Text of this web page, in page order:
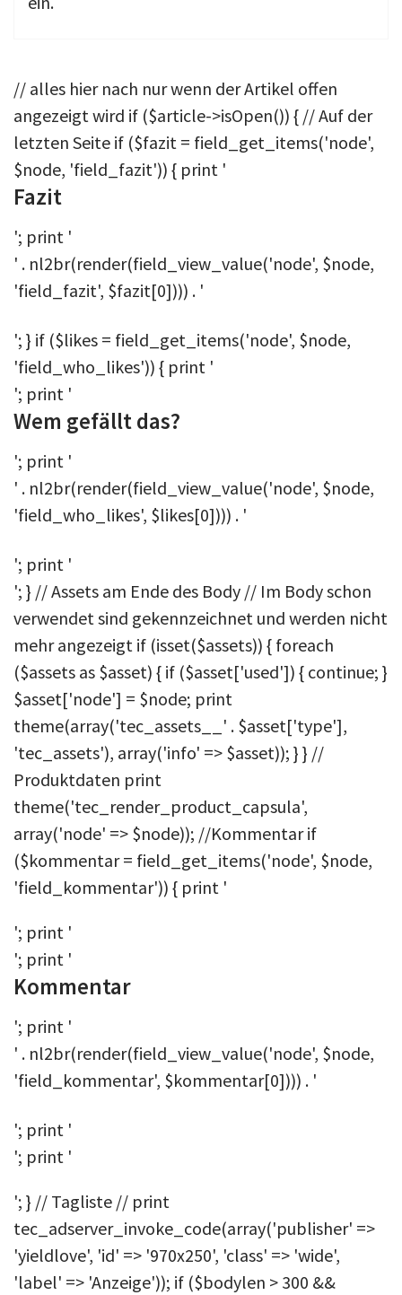
// alles hier nach nur wenn der Artikel offen
angezeigt wird if ($article->isOpen()) { // Auf der
letzten Seite if ($fazit = field_get_items('node',
$node, 'field_fazit')) { print '
Fazit
'; print '
' . nl2br(render(field_view_value('node', $node,
'field_fazit', $fazit[0]))) . '
'; } if ($likes = field_get_items('node', $node,
'field_who_likes')) { print '
'; print '
Wem gefällt das?
'; print '
' . nl2br(render(field_view_value('node', $node,
'field_who_likes', $likes[0]))) . '
'; print '
'; } // Assets am Ende des Body // Im Body schon
verwendet sind gekennzeichnet und werden nicht
mehr angezeigt if (isset($assets)) { foreach
($assets as $asset) { if ($asset['used']) { continue; }
$asset['node'] = $node; print
theme(array('tec_assets__' . $asset['type'],
'tec_assets'), array('info' => $asset)); } } //
Produktdaten print
theme('tec_render_product_capsula',
array('node' => $node)); //Kommentar if
($kommentar = field_get_items('node', $node,
'field_kommentar')) { print '
'; print '
'; print '
Kommentar
'; print '
' . nl2br(render(field_view_value('node', $node,
'field_kommentar', $kommentar[0]))) . '
'; print '
'; print '
'; } // Tagliste // print
tec_adserver_invoke_code(array('publisher' =>
'yieldlove', 'id' => '970x250', 'class' => 'wide',
'label' => 'Anzeige')); if ($bodylen > 300 &&